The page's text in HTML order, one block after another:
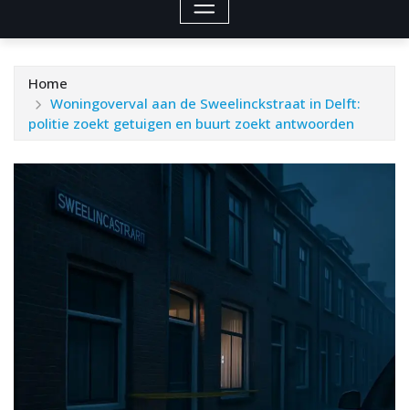
Home
Woningoverval aan de Sweelinckstraat in Delft:
politie zoekt getuigen en buurt zoekt antwoorden